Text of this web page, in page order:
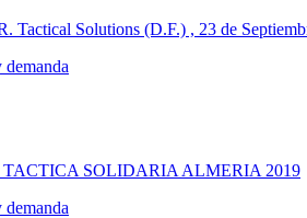
Tactical Solutions (D.F.) , 23 de
SOLIDARIA ALMERIA 2019